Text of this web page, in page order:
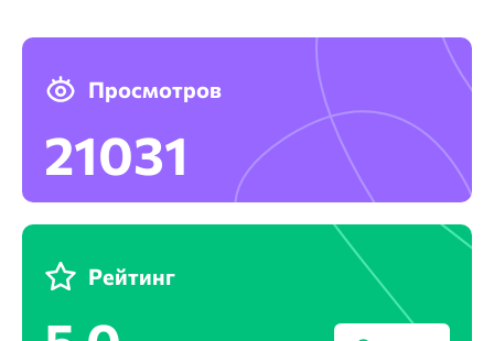
Просмотров
21031
Рейтинг